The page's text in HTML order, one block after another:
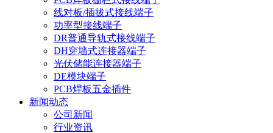
线对板/插拔式接线端子
功率型接线端子
DR普通导轨式接线端子
DH穿墙式连接器端子
光伏储能连接器端子
DE模块端子
PCB焊板五金插件
新闻动态
公司新闻
行业资讯